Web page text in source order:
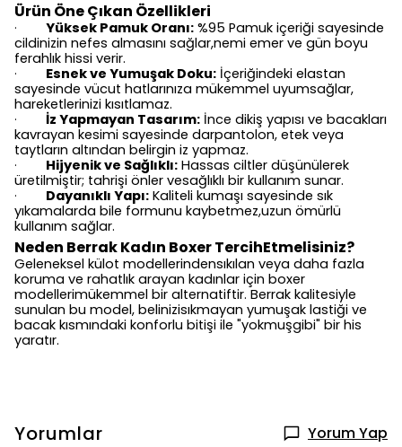
Ürün Öne Çıkan Özellikleri
· Yüksek Pamuk Oranı: %95 Pamuk içeriği sayesinde
cildinizin nefes almasını sağlar,nemi emer ve gün boyu
ferahlık hissi verir.
· Esnek ve Yumuşak Doku: İçeriğindeki elastan
sayesinde vücut hatlarınıza mükemmel uyumsağlar,
hareketlerinizi kısıtlamaz.
· İz Yapmayan Tasarım: İnce dikiş yapısı ve bacakları
kavrayan kesimi sayesinde darpantolon, etek veya
taytların altından belirgin iz yapmaz.
· Hijyenik ve Sağlıklı: Hassas ciltler düşünülerek
üretilmiştir; tahrişi önler vesağlıklı bir kullanım sunar.
· Dayanıklı Yapı: Kaliteli kumaşı sayesinde sık
yıkamalarda bile formunu kaybetmez,uzun ömürlü
kullanım sağlar.
Neden Berrak Kadın Boxer TercihEtmelisiniz?
Geleneksel külot modellerindensıkılan veya daha fazla
koruma ve rahatlık arayan kadınlar için boxer
modellerimükemmel bir alternatiftir. Berrak kalitesiyle
sunulan bu model, belinizisıkmayan yumuşak lastiği ve
bacak kısmındaki konforlu bitişi ile "yokmuşgibi" bir his
yaratır.
Yorumlar Yorum Yap